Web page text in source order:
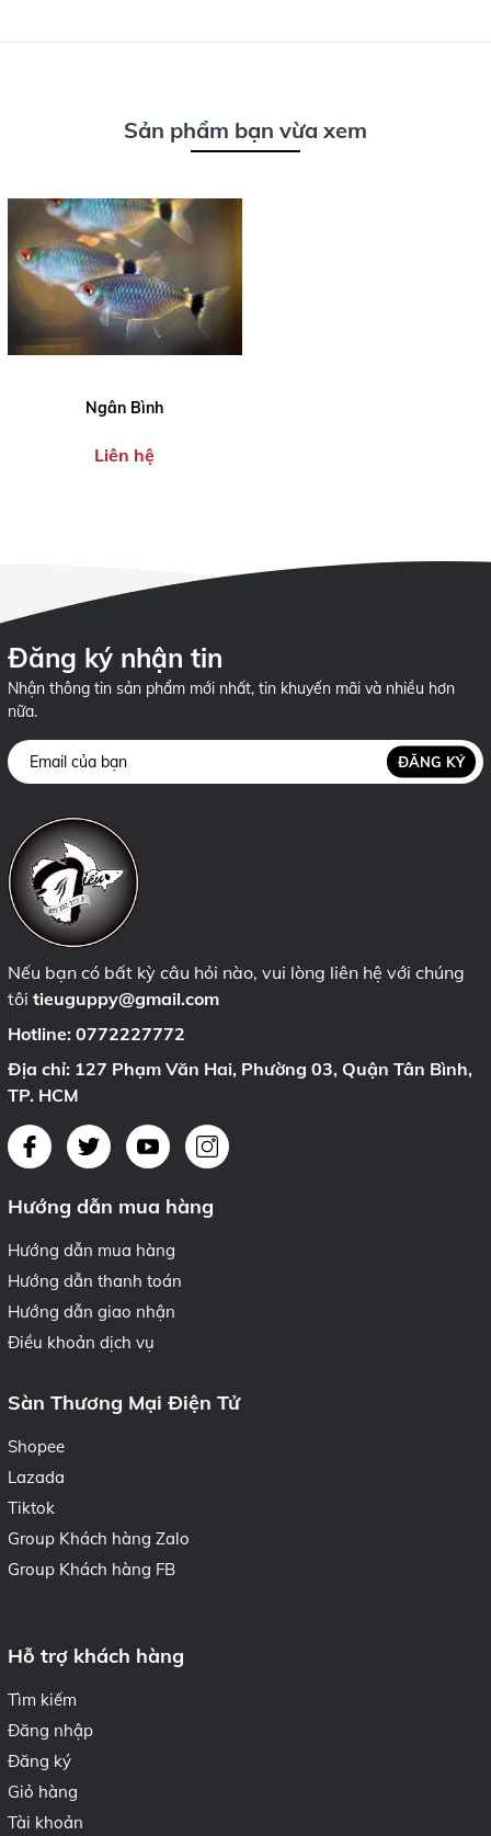
Sản phẩm bạn vừa xem
Ngân Bình
Liên hệ
Đăng ký nhận tin
Nhận thông tin sản phẩm mới nhất, tin khuyến mãi và nhiều hơn
nữa.
ĐĂNG KÝ
Nếu bạn có bất kỳ câu hỏi nào, vui lòng liên hệ với chúng
tôi tieuguppy@gmail.com
Hotline: 0772227772
Địa chỉ: 127 Phạm Văn Hai, Phường 03, Quận Tân Bình,
TP. HCM
Hướng dẫn mua hàng
Hướng dẫn mua hàng
Hướng dẫn thanh toán
Hướng dẫn giao nhận
Điều khoản dịch vụ
Sàn Thương Mại Điện Tử
Shopee
Lazada
Tiktok
Group Khách hàng Zalo
Group Khách hàng FB
Hỗ trợ khách hàng
Tìm kiếm
Đăng nhập
Đăng ký
Giỏ hàng
Tài khoản